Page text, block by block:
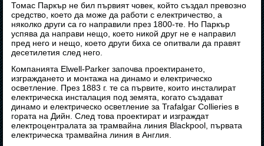
Томас Паркър не бил първият човек, който създал превозно
средство, което да може да работи с електричество, а
няколко други са го направили през 1800-те. Но Паркър
успява да направи нещо, което никой друг не е направил
пред него и нещо, което други биха се опитвали да правят
десетилетия след него.
Компанията Elwell-Parker започва проектирането,
изграждането и монтажа на динамо и електрическо
осветление. През 1883 г. те са първите, които инсталират
електрическа инсталация под земята, когато създават
динамо и електрическо осветление за Trafalgar Collieries в
гората на Дийн. След това проектират и изграждат
електроцентралата за трамвайна линия Blackpool, първата
електрическа трамвайна линия в Англия.